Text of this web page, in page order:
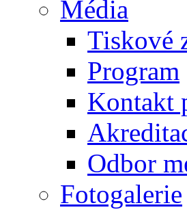
Média
Tiskové
Program
Kontakt
Odbor
Fotogalerie